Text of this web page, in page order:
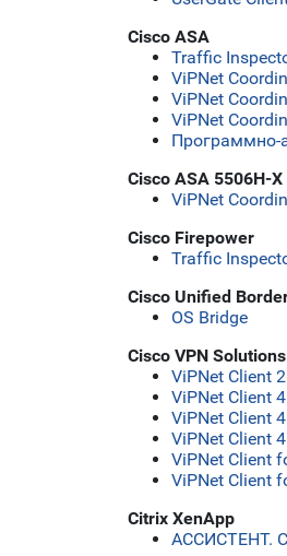
Cisco ASA
Traffic
ViPNet
ViPNet
ViPNet
Программно-
Cisco ASA 5506H-X
ViPNet
Cisco Firepower
Traffic
Cisco Unified
OS Bridge
Cisco VPN Solutions
ViPNet Client
ViPNet Client 4
ViPNet Client
ViPNet Client
ViPNet Client
ViPNet Client
Citrix XenApp
АССИСТЕНТ.